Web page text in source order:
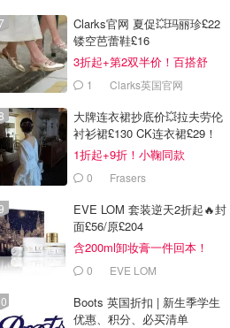
Clarks官网 夏促💥玛丽珍£22
镂空芭蕾鞋£16
3折起+第2双半价！百搭舒
服！1 Clarks英国官网
大牌连衣裙抄底价💥拉夫劳伦
衬衫裙£130 CK连衣裙£29！
1折起+9折！小鞠同款
Ganni£88
0 Frasers
EVE LOM 套装逆天2折起🔥封
面£56/原£204
含200ml卸妆膏一件回本！
0 EVE LOM
Boots 英国折扣 | 新生季学生
优惠、积分、必买清单